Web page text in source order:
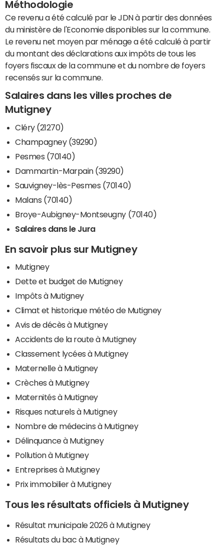
Méthodologie
Ce revenu a été calculé par le JDN à partir des données
du ministère de l'Economie disponibles sur la commune.
Le revenu net moyen par ménage a été calculé à partir
du montant des déclarations aux impôts de tous les
foyers fiscaux de la commune et du nombre de foyers
recensés sur la commune.
Salaires dans les villes proches de
Mutigney
Cléry (21270)
Champagney (39290)
Pesmes (70140)
Dammartin-Marpain (39290)
Sauvigney-lès-Pesmes (70140)
Malans (70140)
Broye-Aubigney-Montseugny (70140)
Salaires dans le Jura
En savoir plus sur Mutigney
Mutigney
Dette et budget de Mutigney
Impôts à Mutigney
Climat et historique météo de Mutigney
Avis de décès à Mutigney
Accidents de la route à Mutigney
Classement lycées à Mutigney
Maternelle à Mutigney
Crèches à Mutigney
Maternités à Mutigney
Risques naturels à Mutigney
Nombre de médecins à Mutigney
Délinquance à Mutigney
Pollution à Mutigney
Entreprises à Mutigney
Prix immobilier à Mutigney
Tous les résultats officiels à Mutigney
Résultat municipale 2026 à Mutigney
Résultats du bac à Mutigney